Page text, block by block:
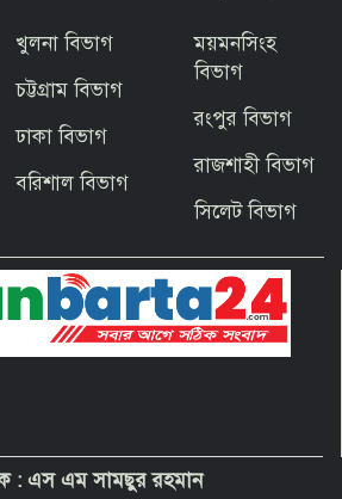
জিয়ার স্বাধীনতার ঘোষণার অভয়মন্ত্রে যুদ্ধে
বাগেরহাটের ফকিরহাটে শেষ মুহূর্তে ব্যস্ত সময়
পার করছেন কামারশিল্পীরা
দেশবাসীকে প্রধানমন্ত্রীর ঈদুল আজহার
শুভেচ্ছা
“অপরাধী যেই হোক, তার কোনো ছাড় নয়”—
খুলনা বিভাগ
চট্টগ্রাম বিভাগ
ঢাকা বিভাগ
বরিশাল বিভাগ
ময়মনসিংহ
বিভাগ
রংপুর বিভাগ
রাজশাহী বিভাগ
সিলেট বিভাগ
: এস এম সামছুর রহমান